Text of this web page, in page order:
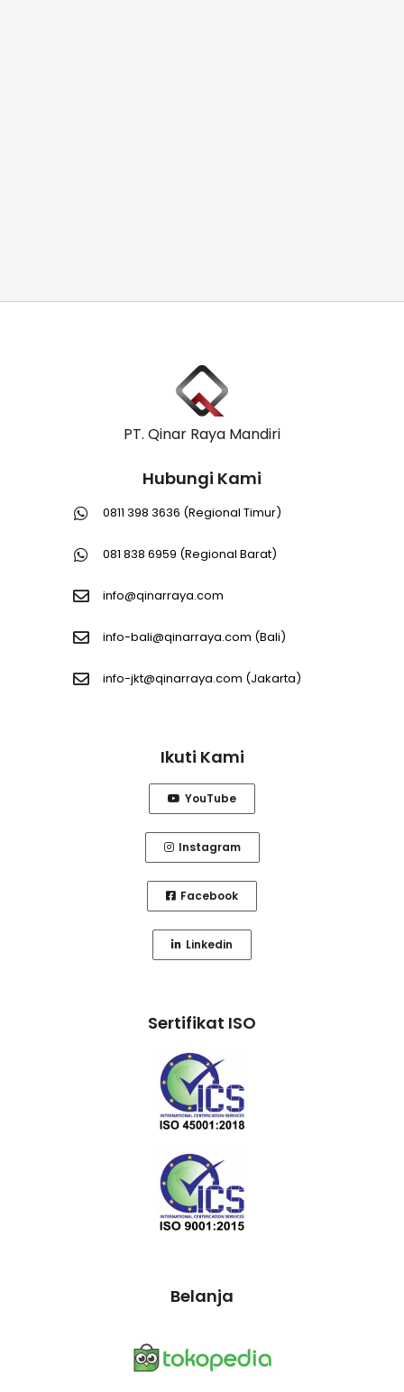
PT. Qinar Raya Mandiri
Hubungi Kami
0811 398 3636 (Regional Timur)
081 838 6959 (Regional Barat)
info@qinarraya.com
info-bali@qinarraya.com (Bali)
info-jkt@qinarraya.com (Jakarta)
Ikuti Kami
YouTube
Instagram
Facebook
Linkedin
Sertifikat ISO
Belanja